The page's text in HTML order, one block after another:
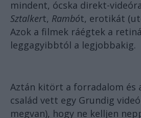
mindent, ócska direkt-
Sztalkert, Rambót, erotikát
Azok a filmek ráégtek a
leggagyibbtól a legjobbakig.
Aztán kitört a forradalom és
család vett egy Grundig
megvan), hogy ne kelljen